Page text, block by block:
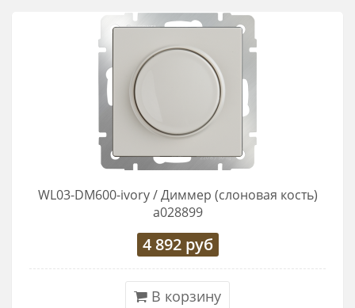
WL03-DM600-ivory / Диммер (слоновая кость)
a028899
4 892руб
В корзину